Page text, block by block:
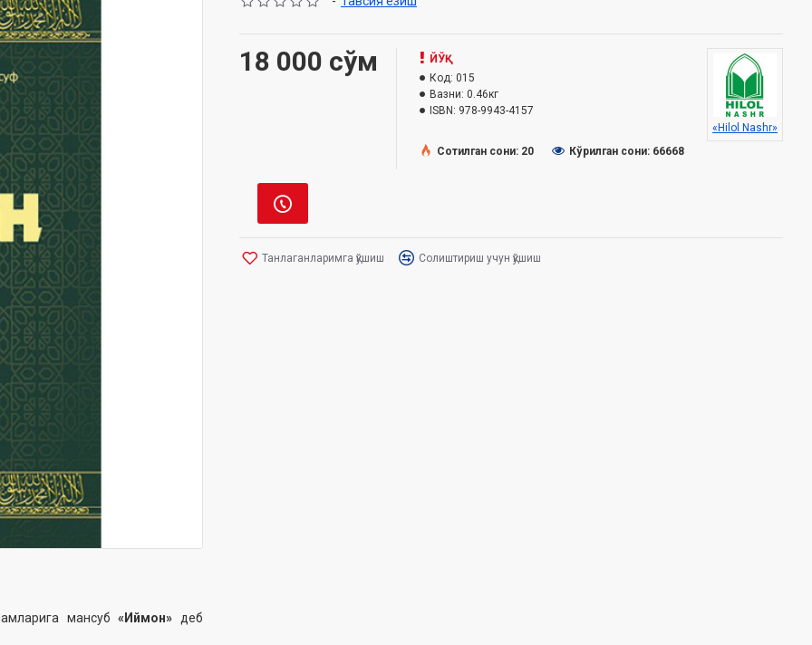
мансуб«Иймон» деб
18 000 сўм
ЙЎҚ
Код: 015
Вазни: 0.46кг
ISBN: 978-9943-4157
«Hilol Nashr»
Сотилган сони: 20
Кўрилган сони: 66668
Танлаганларимга қўшиш Солиштириш учун қўшиш